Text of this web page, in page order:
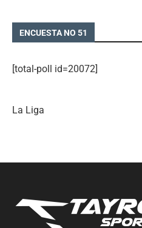
ENCUESTA NO 51
[total-poll id=20072]
La Liga